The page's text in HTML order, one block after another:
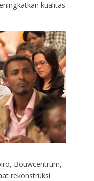
kualitas
Bouwcentrum,
rekonstruksi